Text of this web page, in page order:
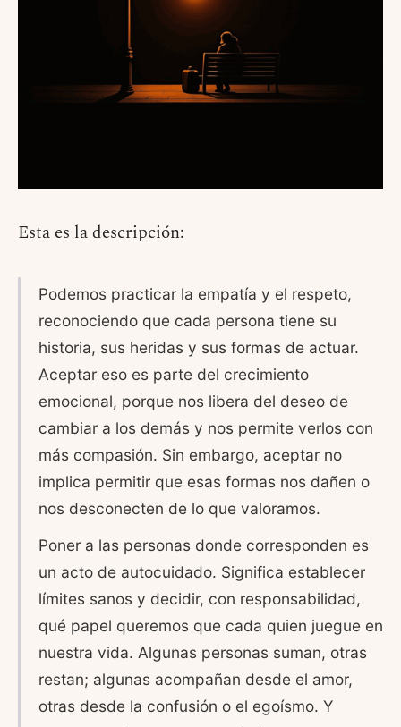
Esta es la descripción:
Podemos practicar la empatía y el respeto,
reconociendo que cada persona tiene su
historia, sus heridas y sus formas de actuar.
Aceptar eso es parte del crecimiento
emocional, porque nos libera del deseo de
cambiar a los demás y nos permite verlos con
más compasión. Sin embargo, aceptar no
implica permitir que esas formas nos dañen o
nos desconecten de lo que valoramos.
Poner a las personas donde corresponden es
un acto de autocuidado. Significa establecer
límites sanos y decidir, con responsabilidad,
qué papel queremos que cada quien juegue en
nuestra vida. Algunas personas suman, otras
restan; algunas acompañan desde el amor,
otras desde la confusión o el egoísmo. Y